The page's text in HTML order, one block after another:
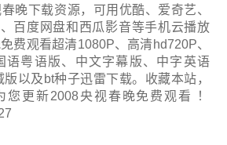
晚下载资源，可用优酷、爱奇艺、
百度网盘和西瓜影音等手机云播放
费观看超清1080P、高清hd720P、
语粤语版、中文字幕版、中字英语
以及bt种子迅雷下载。收藏本站，
您更新2008央视春晚免费观看 ！